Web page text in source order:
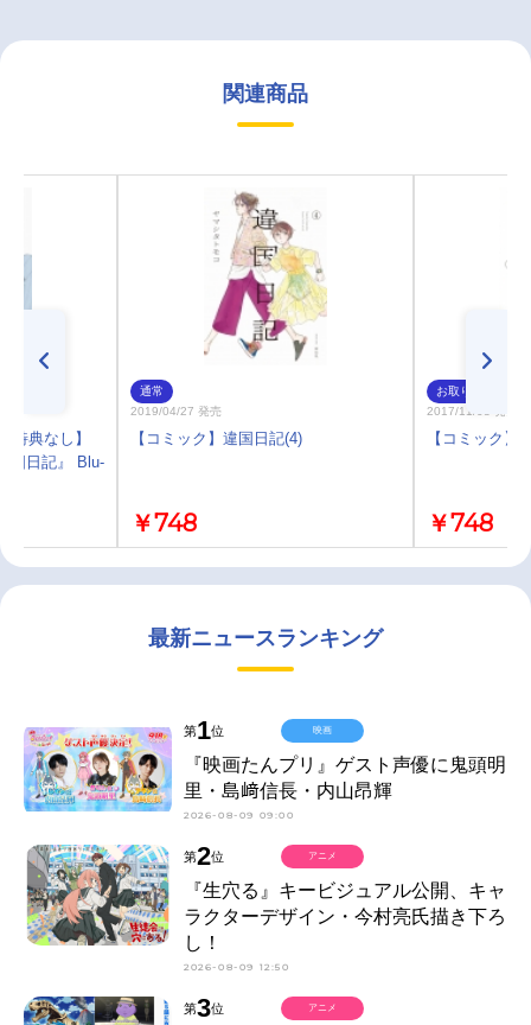
関連商品
特典なし】
国日記』 Blu-
通常
2019/04/27 発売
【コミック】違国日記(4)
￥748
お取り寄せ
2017/11/08 発売
【コミック】
￥748
最新ニュースランキング
第1位
『映画たんプリ』ゲスト声優に鬼頭明
里・島﨑信長・内山昂輝
2026-08-09 09:00
映画
第2位
『生穴る』キービジュアル公開、キャ
ラクターデザイン・今村亮氏描き下ろ
し！
2026-08-09 12:50
アニメ
第3位 アニメ